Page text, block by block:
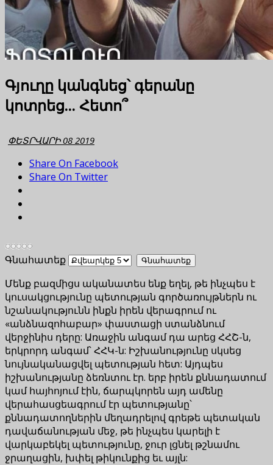
Գյուղը կանգնեց՝ գերանը
կոտրեց... Հետո՞
ՓԵՏՐՎԱՐԻ 08 2019
Share On Facebook
Share On Twitter
Գնահատեք
Մենք բազմիցս ականատես ենք եղել, թե ինչպես է
կուսակցությունը պետության գործառույթներն ու
նշանակությունն ինքն իրեն վերագրում ու
«անձնազոհաբար» փաստացի ստանձնում
վերջինիս դերը: Առաջին անգամ դա արեց ՀՀՇ-ն,
երկրորդ անգամ՝ ՀՀԿ-ն: Իշխանությունը սկսեց
նույնականացվել պետության հետ: Այդպես
իշխանությանը ձեռնտու էր. երբ իրեն քննադատում
կամ հայհոյում էին, ճարպկորեն այդ ամենը
վերահասցեագրում էր պետությանը՝
քննադատողներին մեղադրելով գրեթե պետական
դավաճանության մեջ, թե ինչպես կարելի է
վարկաբեկել պետությունը, ջուր լցնել թշնամու
ջրաղացին, խփել թիկունքից եւ այլն: